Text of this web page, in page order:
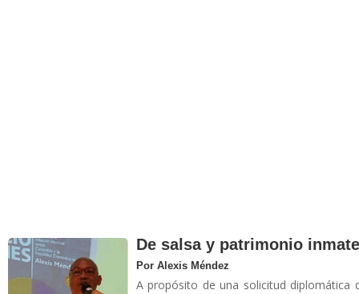
De salsa y patrimonio
Por Alexis Méndez
A propósito de una solicitud diplomática